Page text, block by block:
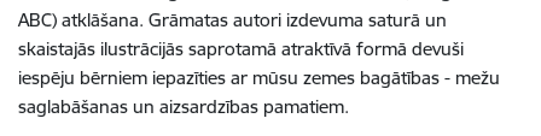
ABC) atklāšana. Grāmatas autori izdevuma saturā un
skaistajās ilustrācijās saprotamā atraktīvā formā devuši
iespēju bērniem iepazīties ar mūsu zemes bagātības - mežu
saglabāšanas un aizsardzības pamatiem.